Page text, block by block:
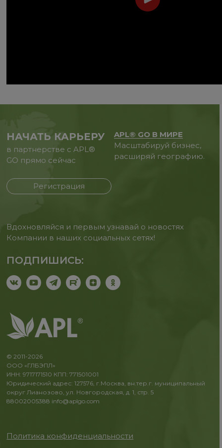
НАЧАТЬ КАРЬЕРУ
в партнерстве с APL®
GO прямо сейчас
Регистрация
APL® GO В МИРЕ
Масштабируй бизнес,
расширяй географию.
Вдохновляйся и первым узнавай о новостях
Компании в наших социальных сетях!
ПОДПИШИСЬ:
© 2011-2026
ООО «ГЛБЭПЛ»
ИНН: 9717171510 КПП: 771501001
Юридический адрес: 127576, г.Москва, вн.тер.г. муниципальный
округ Лианозово, ул. Новгородская, д. 1, стр. 5
88002005388 info@aplgo.com
Политика конфиденциальности